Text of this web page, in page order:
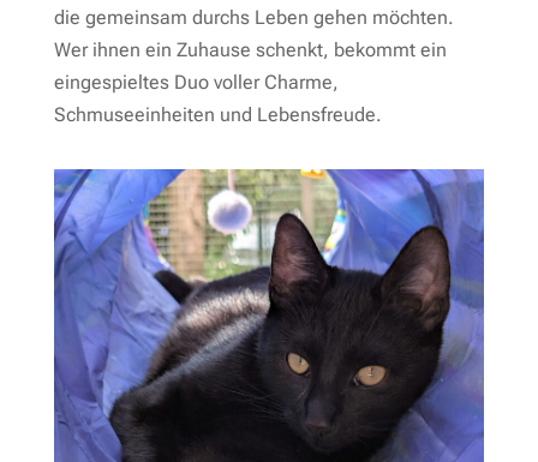
die gemeinsam durchs Leben gehen möchten.
Wer ihnen ein Zuhause schenkt, bekommt ein
eingespieltes Duo voller Charme,
Schmuseeinheiten und Lebensfreude.